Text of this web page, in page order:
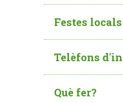
Festes
Telèfons
Què fer?